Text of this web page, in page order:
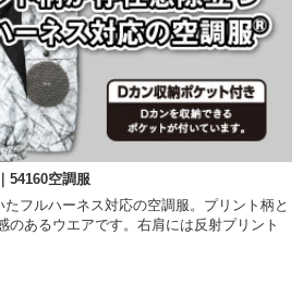
54160空調服
フルハーネス対応の空調服。プリント柄と
のあるウエアです。右肩には反射プリント